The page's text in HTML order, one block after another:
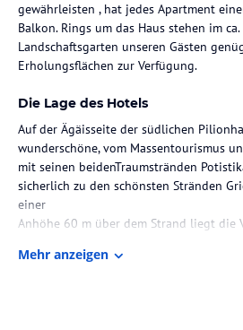
gewährleisten , hat jedes Apartment
Balkon. Rings um das Haus stehen im
Landschaftsgarten unseren Gästen
Erholungsflächen zur Verfügung.
Die Lage des Hotels
Auf der Ägäisseite der südlichen
wunderschöne, vom Massentourismus
mit seinen beidenTraumstränden
sicherlich zu den schönsten Stränden
einer
Anhöhe 60 m über dem Strand liegt die
auf die Ägäis, Pilion und die Sporaden.
Mehr anzeigen